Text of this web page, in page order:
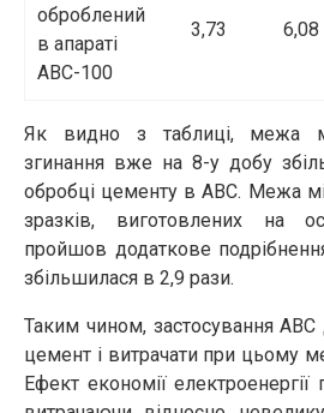
оброблений
в апараті
АВС-100
3,73 6,08
Як видно з таблиці, межа
згинання вже на 8-у добу
обробці цементу в АВС. Межа
зразків, виготовлених на
пройшов додаткове
збільшилася в 2,9 рази.
Таким чином, застосування
цемент і витрачати при цьому
Ефект економії